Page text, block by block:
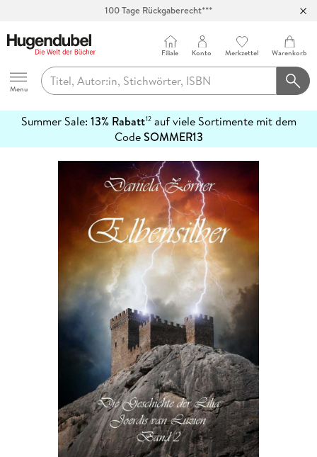
Hugendubel
Menu
Filiale Konto Merkzettel Warenkorb
Summer Sale: 13% Rabatt12auf viele Sortimente mit dem
CodeSOMMER13
erfahren